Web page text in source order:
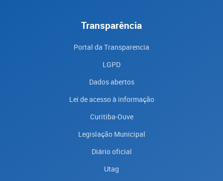
Transparência
Portal da Transparencia
LGPD
Dados abertos
Lei de acesso à informação
Curitiba-Ouve
Legislação Municipal
Diário oficial
Utag